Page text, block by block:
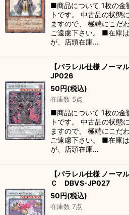
■商品について 1枚の金
トです。 中古品の状態
ますので、 極端にこだ
ご遠慮下さい。 ■在庫
が、店頭在庫…
【パラレル仕様 ノー
JP026
50円(税込)
在庫数 5点
■商品について 1枚の金
トです。 中古品の状態
ますので、 極端にこだ
ご遠慮下さい。 ■在庫
が、店頭在庫…
【パラレル仕様 ノーマ
Ｃ DBVS-JP027
50円(税込)
在庫数 7点